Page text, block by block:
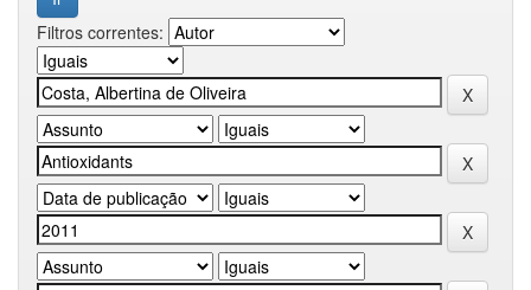
Filtros correntes: